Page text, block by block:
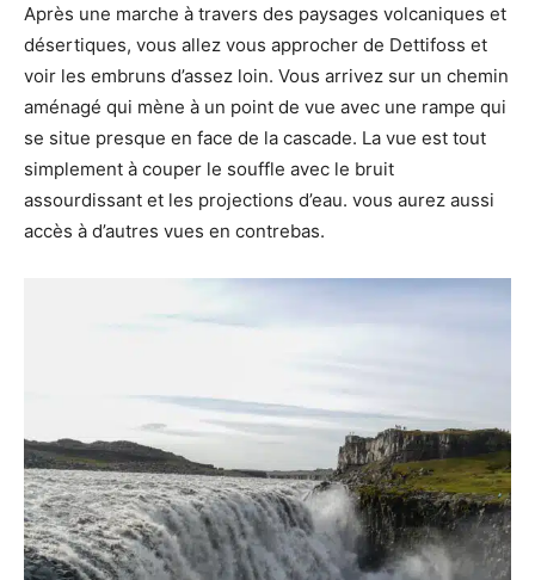
Après une marche à travers des paysages volcaniques et
désertiques, vous allez vous approcher de Dettifoss et
voir les embruns d’assez loin. Vous arrivez sur un chemin
aménagé qui mène à un point de vue avec une rampe qui
se situe presque en face de la cascade. La vue est tout
simplement à couper le souffle avec le bruit
assourdissant et les projections d’eau. vous aurez aussi
accès à d’autres vues en contrebas.